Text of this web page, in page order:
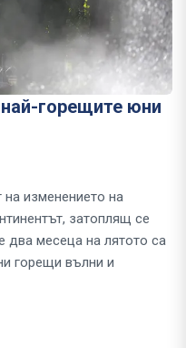
горещите юни
изменението на
затоплящ се
два месеца на лятото са
горещи вълни и